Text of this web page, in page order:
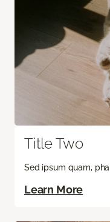
Title Two
Sed ipsum quam,
Learn More